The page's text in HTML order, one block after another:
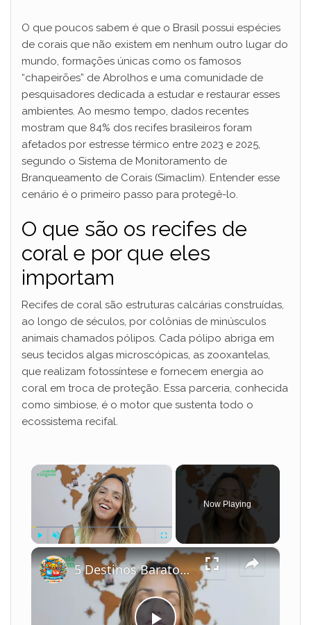
O que poucos sabem é que o Brasil possui espécies
de corais que não existem em nenhum outro lugar do
mundo, formações únicas como os famosos
“chapeirões” de Abrolhos e uma comunidade de
pesquisadores dedicada a estudar e restaurar esses
ambientes. Ao mesmo tempo, dados recentes
mostram que 84% dos recifes brasileiros foram
afetados por estresse térmico entre 2023 e 2025,
segundo o Sistema de Monitoramento de
Branqueamento de Corais (Simaclim). Entender esse
cenário é o primeiro passo para protegê-lo.
O que são os recifes de
coral e por que eles
importam
Recifes de coral são estruturas calcárias construídas,
ao longo de séculos, por colônias de minúsculos
animais chamados pólipos. Cada pólipo abriga em
seus tecidos algas microscópicas, as zooxantelas,
que realizam fotossíntese e fornecem energia ao
coral em troca de proteção. Essa parceria, conhecida
como simbiose, é o motor que sustenta todo o
ecossistema recifal.
×
Fullscreen
Now Playing
×
5 Destinos Baratos no Brasil Para Conhecer e Amar!